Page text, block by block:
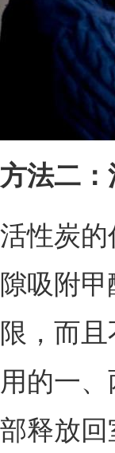
方法二
活性炭
隙吸附
限，而
用的一
部释放